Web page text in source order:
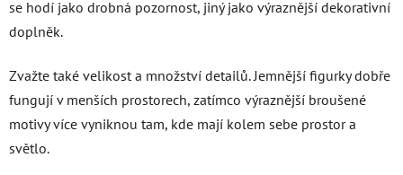
se hodí jako drobná pozornost, jiný jako výraznější dekorativní
doplněk.
Zvažte také velikost a množství detailů. Jemnější figurky dobře
fungují v menších prostorech, zatímco výraznější broušené
motivy více vyniknou tam, kde mají kolem sebe prostor a
světlo.